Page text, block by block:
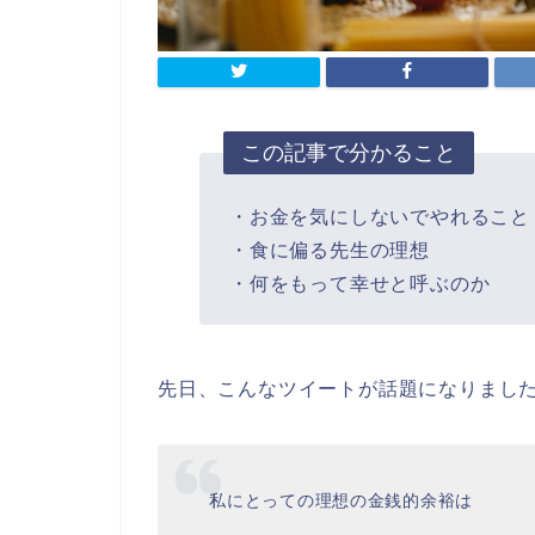
この記事で分かること
・お金を気にしないでやれること
・食に偏る先生の理想
・何をもって幸せと呼ぶのか
先日、こんなツイートが話題になりまし
私にとっての理想の金銭的余裕は